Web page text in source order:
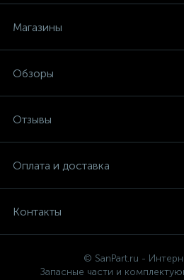
Магазины
Обзоры
Отзывы
Оплата и доставка
Контакты
© SanPart.ru -
Запасные части и